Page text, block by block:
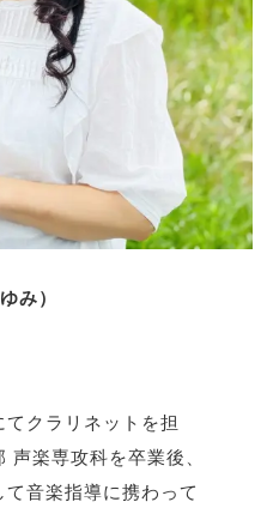
み）
クラリネットを担
声楽専攻科を卒業後、
音楽指導に携わって